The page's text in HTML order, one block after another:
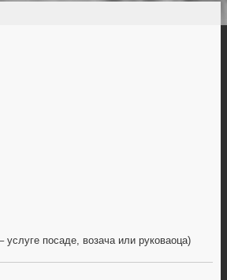
посаде, возача или руковаоца)